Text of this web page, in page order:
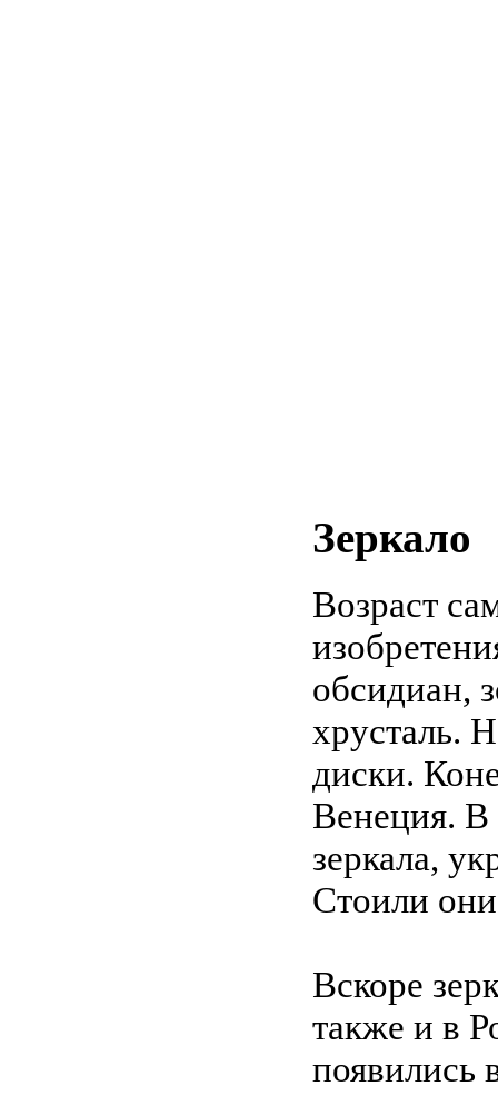
Зеркало
Возраст
обсидиан,
хрусталь.
диски.
Венеция. В
зеркала,
Стоили
Вскоре
также и в
появились